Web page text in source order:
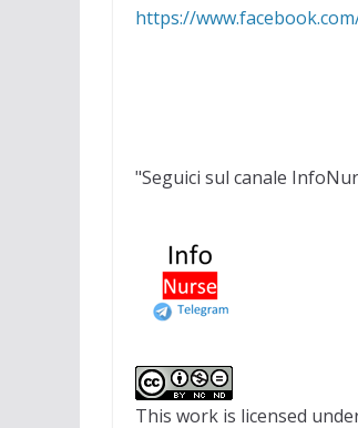
https://
"Seguici sul canale
This work is licensed